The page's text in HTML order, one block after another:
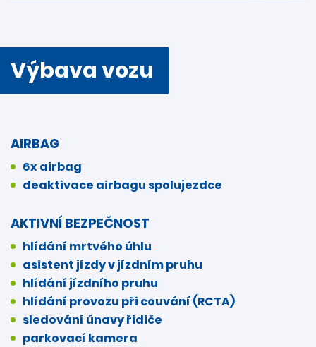
Výbava vozu
AIRBAG
6x airbag
deaktivace airbagu spolujezdce
AKTIVNÍ BEZPEČNOST
hlídání mrtvého úhlu
asistent jízdy v jízdním pruhu
hlídání jízdního pruhu
hlídání provozu při couvání (RCTA)
sledování únavy řidiče
parkovací kamera